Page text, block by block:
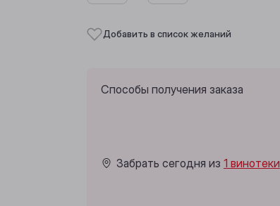
Добавить в список желаний
Способы получения заказа
Забрать сегодня из 1 винотеки